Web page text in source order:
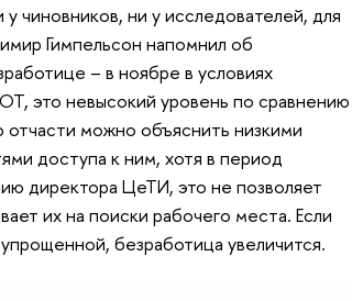
чиновников, ни у исследователей, для
Гимпельсон напомнил об
– в ноябре в условиях
это невысокий уровень по сравнению
можно объяснить низкими
доступа к ним, хотя в период
директора ЦеТИ, это не позволяет
их на поиски рабочего места. Если
безработица увеличится.